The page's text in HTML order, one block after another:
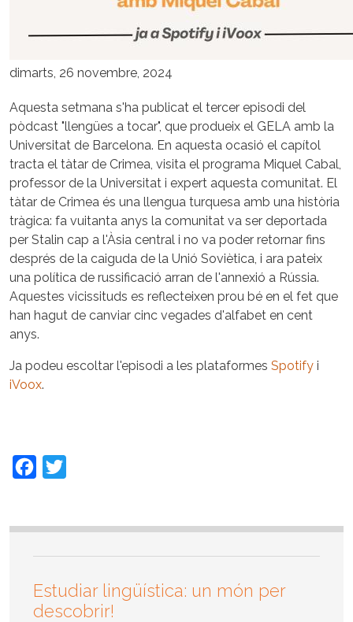
dimarts, 26 novembre, 2024
Aquesta setmana s'ha publicat el tercer episodi del
pòdcast "llengües a tocar", que produeix el GELA amb la
Universitat de Barcelona. En aquesta ocasió el capítol
tracta el tàtar de Crimea, visita el programa Miquel Cabal,
professor de la Universitat i expert aquesta comunitat. El
tàtar de Crimea és una llengua turquesa amb una història
tràgica: fa vuitanta anys la comunitat va ser deportada
per Stalin cap a l'Àsia central i no va poder retornar fins
després de la caiguda de la Unió Soviètica, i ara pateix
una política de russificació arran de l'annexió a Rússia.
Aquestes vicissituds es reflecteixen prou bé en el fet que
han hagut de canviar cinc vegades d'alfabet en cent
anys.
Ja podeu escoltar l'episodi a les plataformes Spotify i
iVoox.
Facebook
Estudiar lingüística: un món per
descobrir!